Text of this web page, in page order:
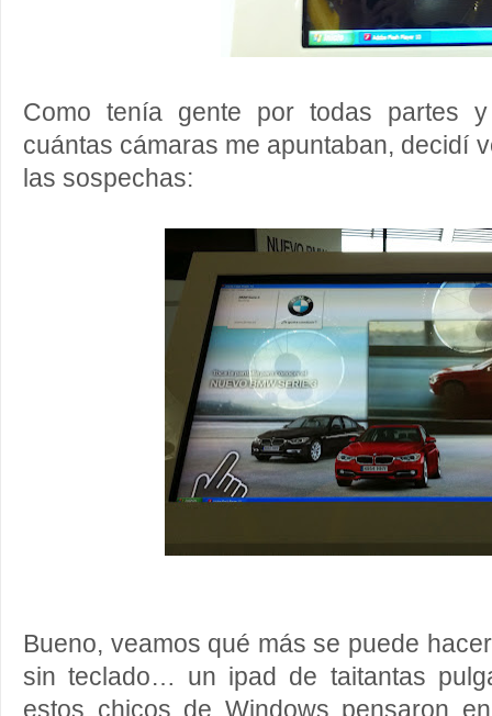
Como tenía gente por todas partes
cuántas cámaras me apuntaban, decidí
las sospechas:
Bueno, veamos qué más se puede
sin teclado… un ipad de taitantas
estos chicos de Windows pensaron